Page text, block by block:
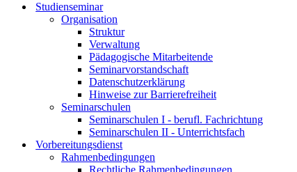
Studienseminar
Organisation
Struktur
Verwaltung
Pädagogische Mitarbeitende
Seminarvorstandschaft
Datenschutzerklärung
Hinweise zur Barrierefreiheit
Seminarschulen
Seminarschulen I - berufl. Fachrichtung
Seminarschulen II - Unterrichtsfach
Vorbereitungsdienst
Rahmenbedingungen
Rechtliche Rahmenbedingungen